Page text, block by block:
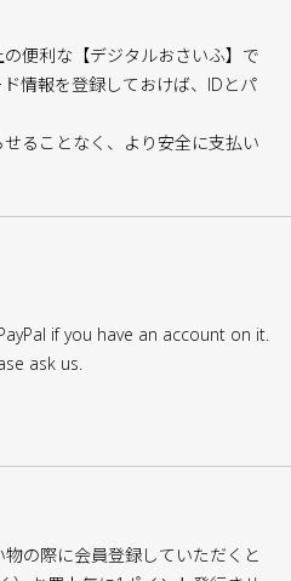
便利な【デジタルおさいふ】で
情報を登録しておけば、IDとパ
ることなく、より安全に支払い
if you have an account on it.
ask us.
の際に会員登録していただくと